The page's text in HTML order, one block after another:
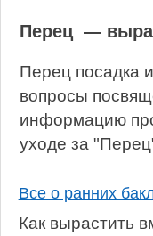
Перец —
Перец посадка
вопросы
информацию
уходе за
Все о ранних
Как вырастить